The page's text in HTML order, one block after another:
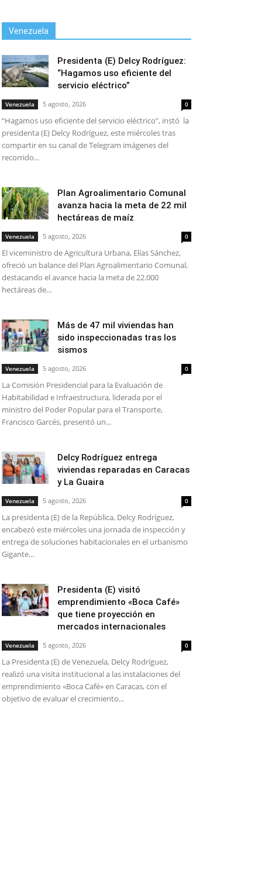
Venezuela
Presidenta (E) Delcy Rodríguez:
“Hagamos uso eficiente del
servicio eléctrico”
Venezuela 5 agosto, 2026 0
“Hagamos uso eficiente del servicio eléctrico”, instó la
presidenta (E) Delcy Rodríguez, este miércoles tras
compartir en su canal de Telegram imágenes del
recorrido...
Plan Agroalimentario Comunal
avanza hacia la meta de 22 mil
hectáreas de maíz
Venezuela 5 agosto, 2026 0
El viceministro de Agricultura Urbana, Elías Sánchez,
ofreció un balance del Plan Agroalimentario Comunal,
destacando el avance hacia la meta de 22.000
hectáreas de...
Más de 47 mil viviendas han
sido inspeccionadas tras los
sismos
Venezuela 5 agosto, 2026 0
La Comisión Presidencial para la Evaluación de
Habitabilidad e Infraestructura, liderada por el
ministro del Poder Popular para el Transporte,
Francisco Garcés, presentó un...
Delcy Rodríguez entrega
viviendas reparadas en Caracas
y La Guaira
Venezuela 5 agosto, 2026 0
La presidenta (E) de la República, Delcy Rodríguez,
encabezó este miércoles una jornada de inspección y
entrega de soluciones habitacionales en el urbanismo
Gigante...
Presidenta (E) visitó
emprendimiento «Boca Café»
que tiene proyección en
mercados internacionales
Venezuela 5 agosto, 2026 0
La Presidenta (E) de Venezuela, Delcy Rodríguez,
realizó una visita institucional a las instalaciones del
emprendimiento «Boca Café» en Caracas, con el
objetivo de evaluar el crecimiento...